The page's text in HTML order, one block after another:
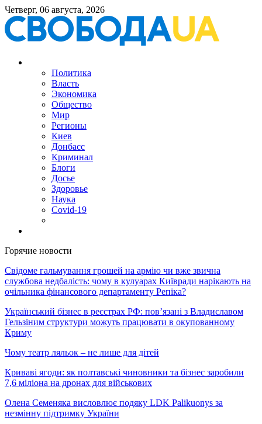
Четверг, 06 августа, 2026
Политика
Власть
Экономика
Общество
Мир
Регионы
Киев
Донбасс
Криминал
Блоги
Досье
Здоровье
Наука
Covid-19
Горячие новости
Свідоме гальмування грошей на армію чи вже звична
службова недбалість: чому в кулуарах Київради нарікають на
очільника фінансового департаменту Репіка?
Український бізнес в реєстрах РФ: пов’язані з Владиславом
Гельзіним структури можуть працювати в окупованному
Криму
Чому театр ляльок – не лише для дітей
Криваві ягоди: як полтавські чиновники та бізнес заробили
7,6 міліона на дронах для військових
Олена Семеняка висловлює подяку LDK Palikuonys за
незмінну підтримку України